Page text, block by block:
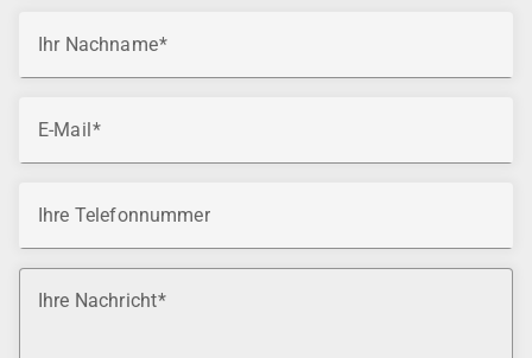
Ihr Nachname
E-Mail
Ihre Telefonnummer
Ihre Nachricht